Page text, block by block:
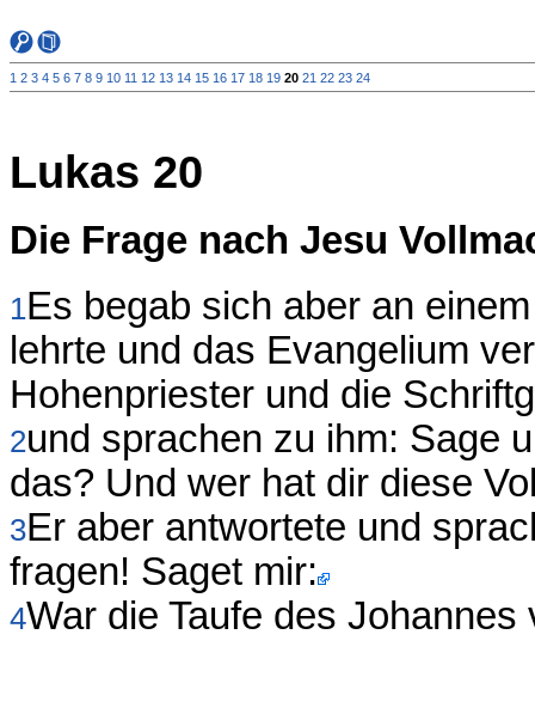
1 2 3 4 5 6 7 8 9 10 11 12 13 14 15 16 17 18 19 20 21 22 23 24
Lukas 20
Die Frage nach Jesu
1Es begab sich aber an
lehrte und das Evangelium
Hohenpriester und die
2und sprachen zu ihm: Sage
das? Und wer hat dir diese
3Er aber antwortete und
fragen! Saget mir:
4War die Taufe des